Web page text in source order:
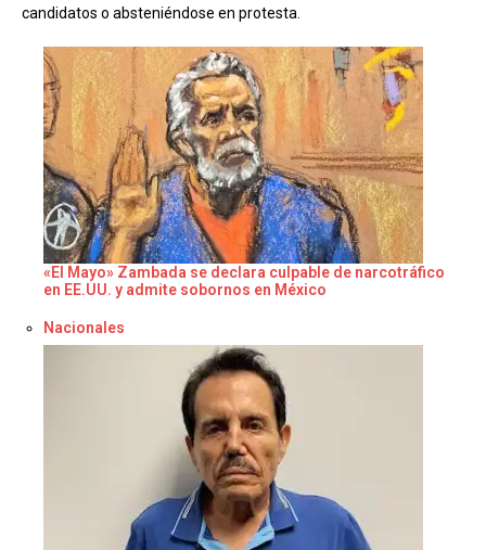
candidatos o absteniéndose en protesta.
«El Mayo» Zambada se declara culpable de narcotráfico
en EE.UU. y admite sobornos en México
Respecto a
Nacionales